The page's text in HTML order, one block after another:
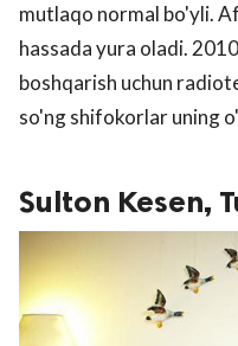
mutlaqo normal bo'yli.
hassada yura oladi.
boshqarish uchun
so'ng shifokorlar uning
Sulton Kesen,